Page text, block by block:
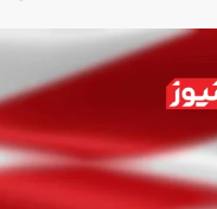
مسکن؛ فنر
شده
کارنامه
درآمد